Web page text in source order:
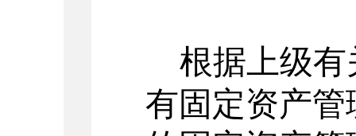
根据上级
有固定资产